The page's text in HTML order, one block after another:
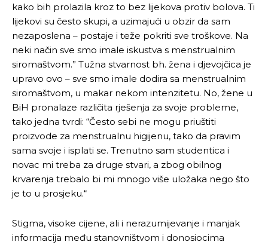
kako bih prolazila kroz to bez lijekova protiv bolova. Ti
lijekovi su često skupi, a uzimajući u obzir da sam
nezaposlena – postaje i teže pokriti sve troškove. Na
neki način sve smo imale iskustva s menstrualnim
siromaštvom.” Tužna stvarnost bh. žena i djevojčica je
upravo ovo – sve smo imale dodira sa menstrualnim
siromaštvom, u makar nekom intenzitetu. No, žene u
BiH pronalaze različita rješenja za svoje probleme,
tako jedna tvrdi: “Često sebi ne mogu priuštiti
proizvode za menstrualnu higijenu, tako da pravim
sama svoje i isplati se. Trenutno sam studentica i
novac mi treba za druge stvari, a zbog obilnog
krvarenja trebalo bi mi mnogo više uložaka nego što
je to u prosjeku.“
Stigma, visoke cijene, ali i nerazumijevanje i manjak
informacija među stanovništvom i donosiocima